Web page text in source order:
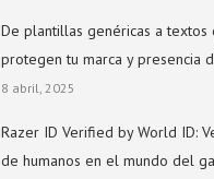
De plantillas genéricas a textos
protegen tu marca y presencia
8 abril, 2025
Razer ID Verified by World ID:
de humanos en el mundo del